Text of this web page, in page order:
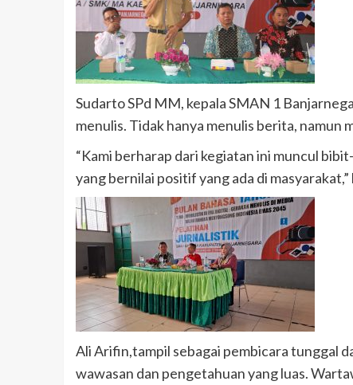
Sudarto SPd MM, kepala SMAN 1
menulis. Tidak hanya menulis berita, namun
“Kami berharap dari kegiatan ini muncul
yang bernilai positif yang ada di masyarakat,”
Ali Arifin,tampil sebagai pembicara tunggal
wawasan dan pengetahuan yang luas.